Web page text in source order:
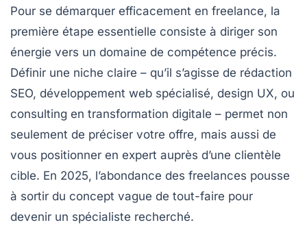
Pour se démarquer efficacement en freelance, la
première étape essentielle consiste à diriger son
énergie vers un domaine de compétence précis.
Définir une niche claire – qu’il s’agisse de rédaction
SEO, développement web spécialisé, design UX, ou
consulting en transformation digitale – permet non
seulement de préciser votre offre, mais aussi de
vous positionner en expert auprès d’une clientèle
cible. En 2025, l’abondance des freelances pousse
à sortir du concept vague de tout-faire pour
devenir un spécialiste recherché.